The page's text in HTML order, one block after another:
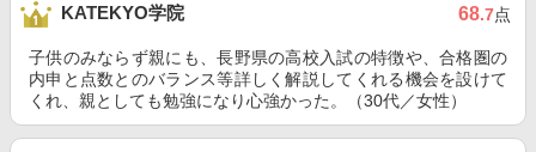
KATEKYO学院 68.7点
子供のみならず親にも、長野県の高校入試の特徴や、合格圏の
内申と点数とのバランス等詳しく解説してくれる機会を設けて
くれ、親としても勉強になり心強かった。（30代／女性）